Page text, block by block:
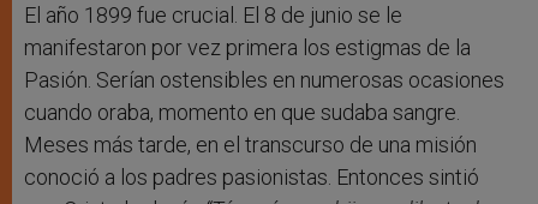
El año 1899 fue crucial. El 8 de junio se le
manifestaron por vez primera los estigmas de la
Pasión. Serían ostensibles en numerosas ocasiones
cuando oraba, momento en que sudaba sangre.
Meses más tarde, en el transcurso de una misión
conoció a los padres pasionistas. Entonces sintió